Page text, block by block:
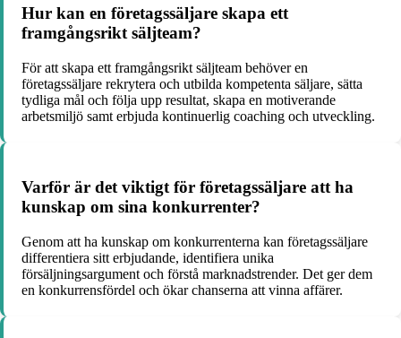
Hur kan en företagssäljare skapa ett
framgångsrikt säljteam?
För att skapa ett framgångsrikt säljteam behöver en
företagssäljare rekrytera och utbilda kompetenta säljare, sätta
tydliga mål och följa upp resultat, skapa en motiverande
arbetsmiljö samt erbjuda kontinuerlig coaching och utveckling.
Varför är det viktigt för företagssäljare att ha
kunskap om sina konkurrenter?
Genom att ha kunskap om konkurrenterna kan företagssäljare
differentiera sitt erbjudande, identifiera unika
försäljningsargument och förstå marknadstrender. Det ger dem
en konkurrensfördel och ökar chanserna att vinna affärer.